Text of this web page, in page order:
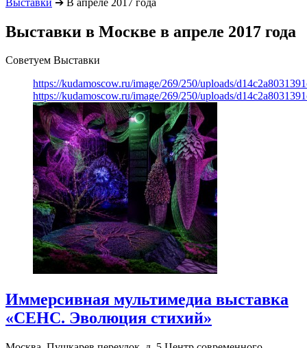
Выставки в Москве в апреле 2017 года
Советуем Выставки
https://kudamoscow.ru/image/269/250/uploads/
https://kudamoscow.ru/image/269/250/uploads/
Иммерсивная мультимедиа выставка
«СЕНС. Эволюция стихий»